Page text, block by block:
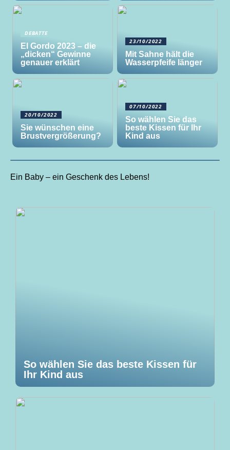
DEBATTE
El Gordo 2023 – die
„dicken“ Gewinne
genauer erklärt
23/10/2022
Mit Sahne hält die
Wasserpfeife länger
20/10/2022
Sie wünschen eine
Brustvergrößerung?
07/10/2022
So wählen Sie das
beste Kissen für Ihr
Kind aus
Ein Baby – ein Geschenk des Lebens!
So wählen Sie das beste Kissen für
Ihr Kind aus